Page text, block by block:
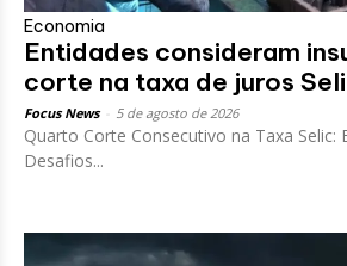
Economia
Entidades consideram
corte na taxa de juros
Focus News 5 de agosto de 2026
Quarto Corte Consecutivo na Taxa Selic:
Desafios...